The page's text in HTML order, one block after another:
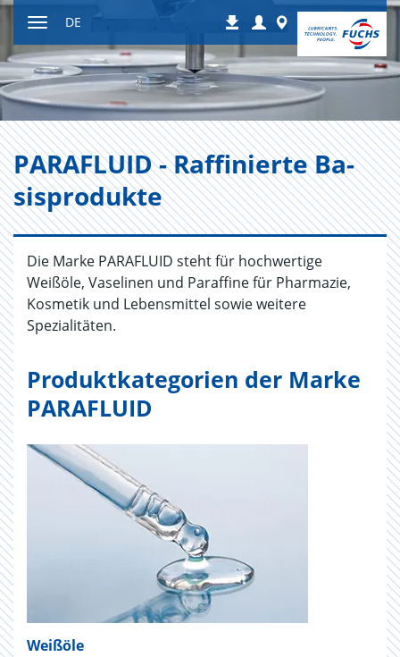
Zum
Inhalt
ein-
bzw.
ausblenden
Downloads
Login Worldwide
DE
PA­RA­F­LU­ID - Raf­fi­nier­te Ba­
sis­pro­duk­te
Die Marke PARAFLUID steht für hochwertige
Weißöle, Vaselinen und Paraffine für Pharmazie,
Kosmetik und Lebensmittel sowie weitere
Spezialitäten.
Produktkategorien der Marke
PARAFLUID
Weißöle